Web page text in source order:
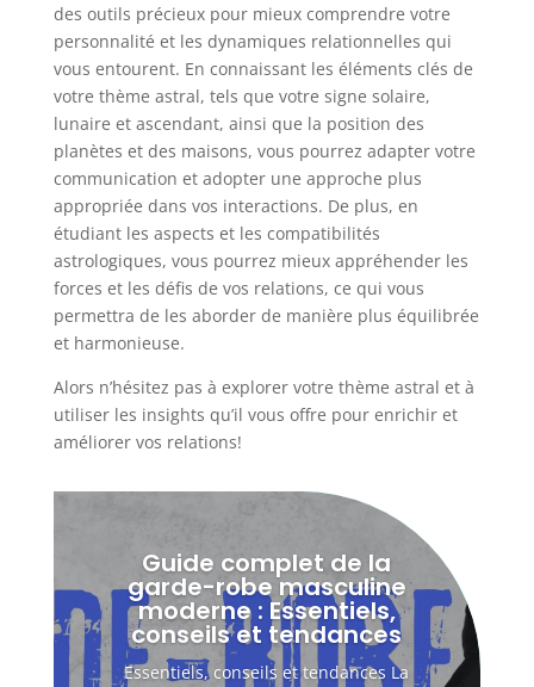
des outils précieux pour mieux comprendre votre
personnalité et les dynamiques relationnelles qui
vous entourent. En connaissant les éléments clés de
votre thème astral, tels que votre signe solaire,
lunaire et ascendant, ainsi que la position des
planètes et des maisons, vous pourrez adapter votre
communication et adopter une approche plus
appropriée dans vos interactions. De plus, en
étudiant les aspects et les compatibilités
astrologiques, vous pourrez mieux appréhender les
forces et les défis de vos relations, ce qui vous
permettra de les aborder de manière plus équilibrée
et harmonieuse.
Alors n’hésitez pas à explorer votre thème astral et à
utiliser les insights qu’il vous offre pour enrichir et
améliorer vos relations!
Guide complet de la
garde-robe masculine
moderne : Essentiels,
conseils et tendances
Essentiels, conseils et tendances La